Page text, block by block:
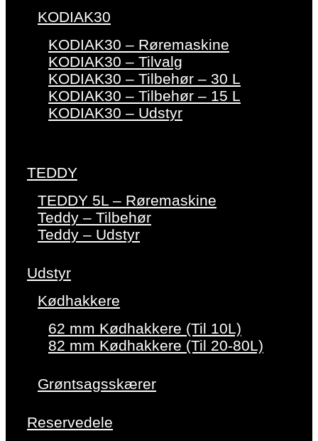
KODIAK30
KODIAK30 – Røremaskine
KODIAK30 – Tilvalg
KODIAK30 – Tilbehør – 30 L
KODIAK30 – Tilbehør – 15 L
KODIAK30 – Udstyr
TEDDY
TEDDY 5L – Røremaskine
Teddy – Tilbehør
Teddy – Udstyr
Udstyr
Kødhakkere
62 mm Kødhakkere (Til 10L)
82 mm Kødhakkere (Til 20-80L)
Grøntsagsskærer
Reservedele